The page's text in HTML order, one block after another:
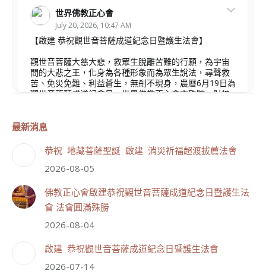
世界佛教正心會
July 20, 2026, 10:47 AM
【啟建 恭祝觀世音菩薩成道紀念日暨護生法會】
觀世音菩薩大慈大悲，救眾生脫離苦難的行願，為宇宙
間的大悲之王，化身為各種形象而為眾生說法，尋聲救
苦、免災免難、利益蒼生，無剎不現身，農曆6月19日為
觀世音菩薩成道紀念日，世界佛教正心會文殊院、財神
111 33 則留言
分享
世界佛教正心會
July 19, 2026, 1:40 AM
最新消息
恭祝 地藏菩薩聖誕 啟建 消災祈福超渡拔薦法會
2026-08-05
佛教正心會啟建恭祝觀世音菩薩成道紀念日暨護生法
會 法會圓滿殊勝
2026-08-04
啟建 恭祝觀世音菩薩成道紀念日暨護生法會
2026-07-14